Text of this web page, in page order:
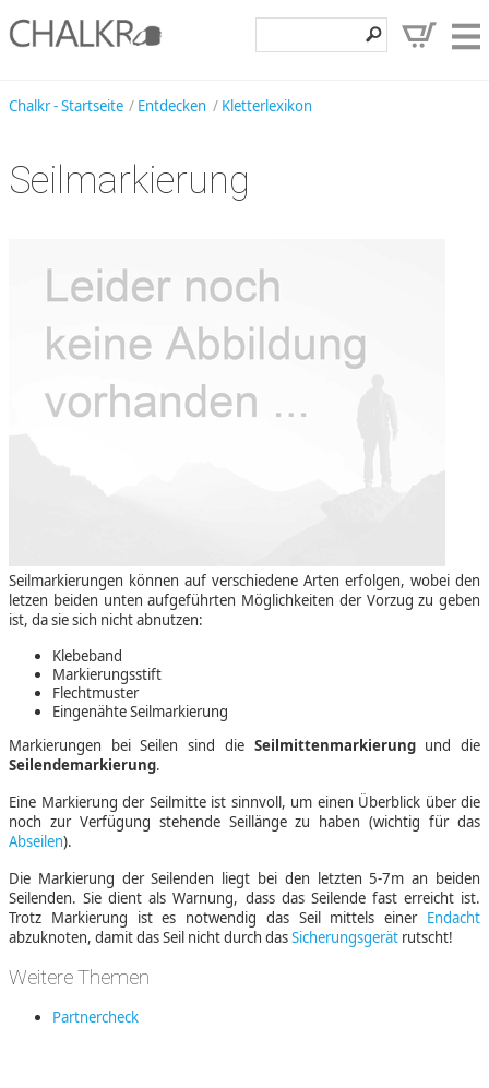
Chalkr - Startseite Entdecken Kletterlexikon
Seilmarkierung
Seilmarkierungen können auf verschiedene Arten erfolgen, wobei den
letzen beiden unten aufgeführten Möglichkeiten der Vorzug zu geben
ist, da sie sich nicht abnutzen:
Klebeband
Markierungsstift
Flechtmuster
Eingenähte Seilmarkierung
Markierungen bei Seilen sind die Seilmittenmarkierungund die
Seilendemarkierung.
Eine Markierung der Seilmitte ist sinnvoll, um einen Überblick über die
noch zur Verfügung stehende Seillänge zu haben (wichtig für das
Abseilen).
Die Markierung der Seilenden liegt bei den letzten 5-7m an beiden
Seilenden. Sie dient als Warnung, dass das Seilende fast erreicht ist.
Trotz Markierung ist es notwendig das Seil mittels einer Endacht
abzuknoten, damit das Seil nicht durch dasSicherungsgerät rutscht!
Weitere Themen
Partnercheck